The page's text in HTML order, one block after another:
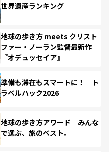
世界遺産ランキング
地球の歩き方 meets クリスト
ファー・ノーラン監督最新作
『オデュッセイア』
準備も滞在もスマートに！ ト
ラベルハック2026
地球の歩き方アワード みんな
で選ぶ、旅のベスト。